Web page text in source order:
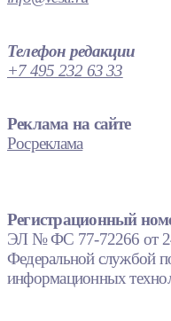
Телефон редакции
+7 495 232 63 33
Реклама на сайте
Росреклама
Регистрационный
ЭЛ № ФС 77-72266 от
Федеральной службой
информационных